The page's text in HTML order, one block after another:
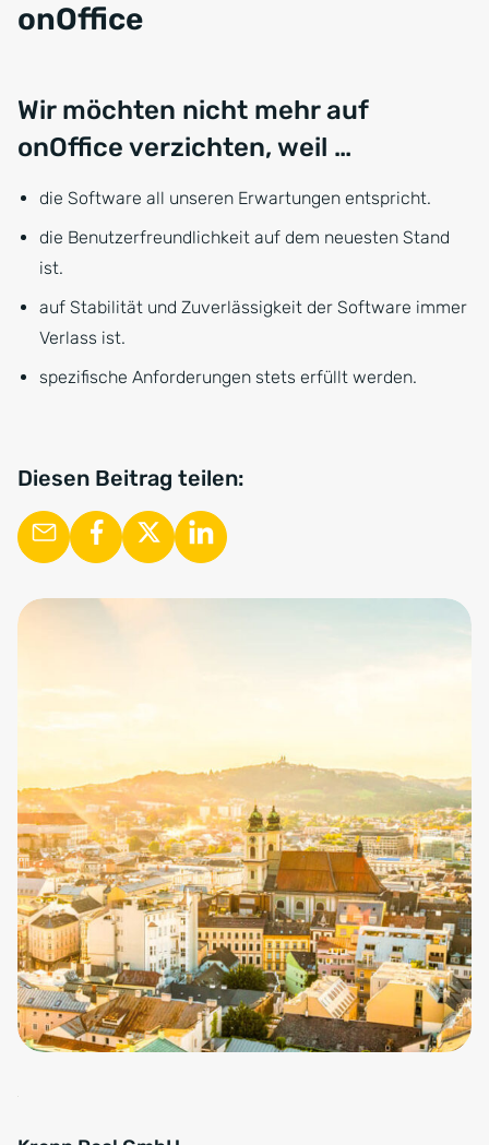
onOffice
Wir möchten nicht mehr auf
onOffice verzichten, weil …
die Software all unseren Erwartungen entspricht.
die Benutzerfreundlichkeit auf dem neuesten Stand
ist.
auf Stabilität und Zuverlässigkeit der Software immer
Verlass ist.
spezifische Anforderungen stets erfüllt werden.
Diesen Beitrag teilen: